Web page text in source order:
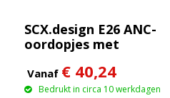
SCX.design E26 ANC-
oordopjes met
interactief
touchscreen
Vanaf € 40,24
Bedrukt in circa 10 werkdagen